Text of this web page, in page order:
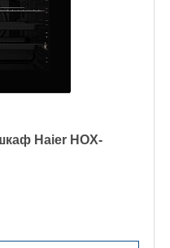
Haier HOX-